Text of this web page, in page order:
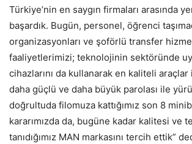
Türkiye’nin en saygın firmaları arasında
başardık. Bugün, personel, öğrenci
organizasyonları ve şoförlü transfer
faaliyetlerimizi; teknolojinin sektöründe
cihazlarını da kullanarak en kaliteli
daha güçlü ve daha büyük parolası ile
doğrultuda filomuza kattığımız son 8
kararımızda da, bugüne kadar kalitesi ve
tanıdığımız MAN markasını tercih ettik”